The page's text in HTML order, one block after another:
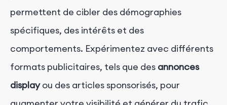
permettent de cibler des démographies
spécifiques, des intérêts et des
comportements. Expérimentez avec différents
formats publicitaires, tels que des annonces
displayou des articles sponsorisés, pour